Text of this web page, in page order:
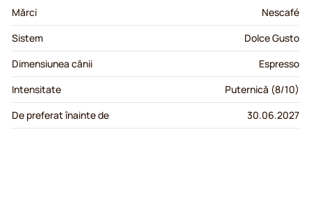
Mărci
Nescafé
Sistem
Dolce Gusto
Dimensiunea cănii
Espresso
Intensitate
Puternică (8/10)
De preferat înainte de
30.06.2027